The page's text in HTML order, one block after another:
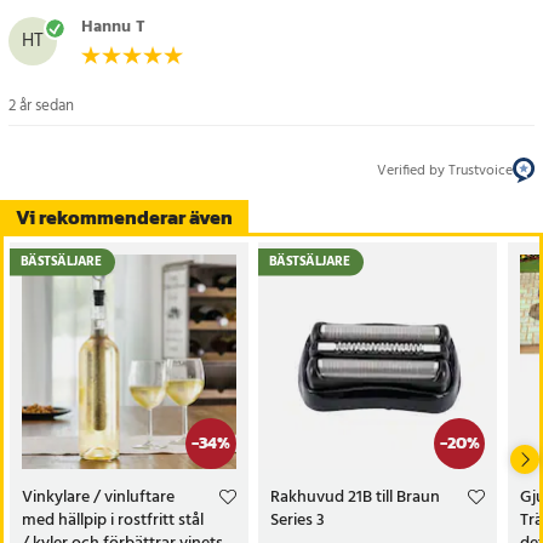
- Planteringsavstånd: 30-40 cm x 3-4 cm
Artikelnummer:109219
Vi rekommenderar även
-34%
BÄSTSÄLJARE
Vinkylare / vinluftare
med hällpip i rostfritt stål
-20%
BÄSTSÄLJARE
Rakhuvud 21B till Braun
Series 3
HT Hannu T
2 år sedan
Verified by Trustvoice